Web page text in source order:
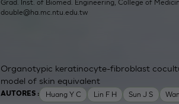
Grad. Inst. of Biomed. Engineering, College of
double@ha.mc.ntu.edu.tw
AUTORES : Huang Y C Lin F H Sun J S
Organotypic keratinocyte-fibroblast
model of skin equivalent